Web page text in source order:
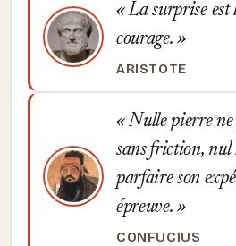
La surprise est
courage.
ARISTOTE
Nulle pierre ne
sans friction, nul
parfaire son
épreuve.
CONFUCIUS